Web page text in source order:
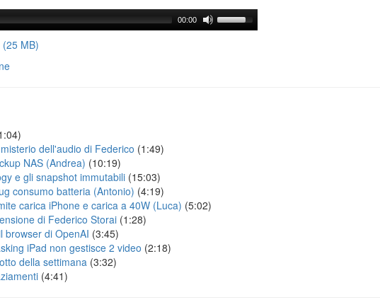
00:00
(25 MB)
dell'audio di Federico (1:49)
NAS (Andrea) (10:19)
e gli snapshot immutabili (15:03)
consumo batteria (Antonio) (4:19)
carica iPhone e carica a 40W (Luca) (5:02)
di Federico Storai (1:28)
browser di OpenAI (3:45)
iPad non gestisce 2 video (2:18)
della settimana (3:32)
(4:41)